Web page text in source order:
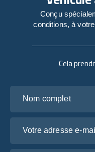
Cela
Conçu
conditions, à